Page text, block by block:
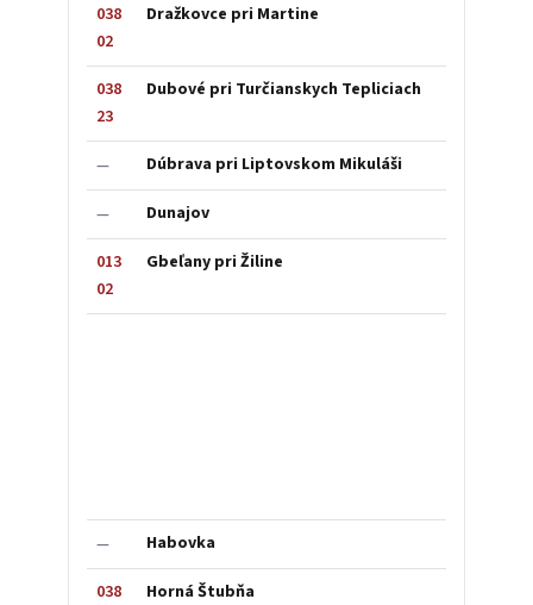
038
02
Dražkovce pri Martine
038
23
Dubové pri Turčianskych Tepliciach
— Dúbrava pri Liptovskom Mikuláši
— Dunajov
013
02
Gbeľany pri Žiline
— Habovka
038
Horná Štubňa